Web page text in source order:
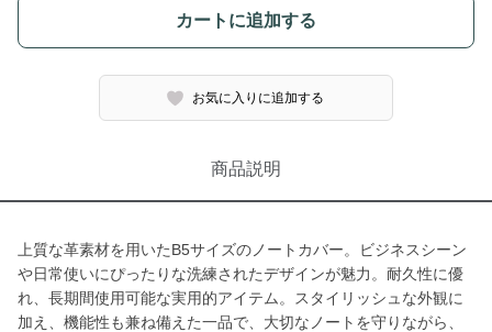
カートに追加する
お気に入りに追加する
商品説明
上質な革素材を用いたB5サイズのノートカバー。ビジネスシーン
や日常使いにぴったりな洗練されたデザインが魅力。耐久性に優
れ、長期間使用可能な実用的アイテム。スタイリッシュな外観に
加え、機能性も兼ね備えた一品で、大切なノートを守りながら、